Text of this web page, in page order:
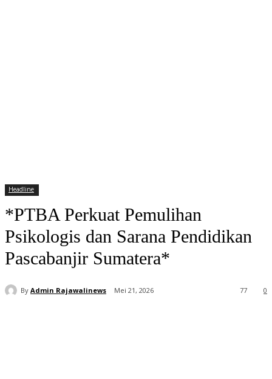
Headline
*PTBA Perkuat Pemulihan
Psikologis dan Sarana Pendidikan
Pascabanjir Sumatera*
By Admin Rajawalinews Mei 21, 2026 0
77